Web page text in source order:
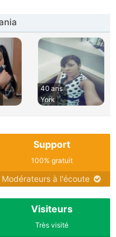
40 ans
York
Support
100% gratuit
Modérateurs à l'écoute
Visiteurs
Très visité